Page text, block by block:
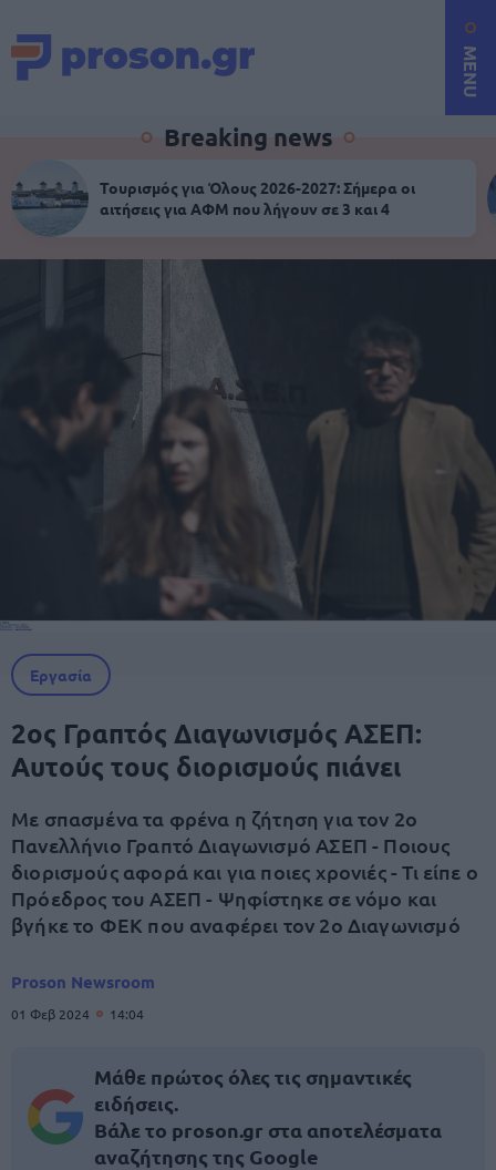
MENU
Breaking news
Τουρισμός για Όλους 2026-2027: Σήμερα οι
αιτήσεις για ΑΦΜ που λήγουν σε 3 και 4
Εργασία
2ος Γραπτός Διαγωνισμός ΑΣΕΠ:
Αυτούς τους διορισμούς πιάνει
Με σπασμένα τα φρένα η ζήτηση για τον 2ο
Πανελλήνιο Γραπτό Διαγωνισμό ΑΣΕΠ - Ποιους
διορισμούς αφορά και για ποιες χρονιές - Τι είπε ο
Πρόεδρος του ΑΣΕΠ - Ψηφίστηκε σε νόμο και
βγήκε το ΦΕΚ που αναφέρει τον 2ο Διαγωνισμό
Proson Newsroom
01 Φεβ 2024 14:04
Μάθε πρώτος όλες τις σημαντικές
ειδήσεις.
Βάλε το proson.gr στα αποτελέσματα
αναζήτησης της Google